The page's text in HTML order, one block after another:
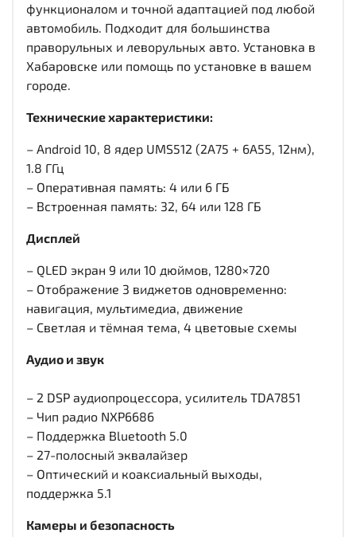
функционалом и точной адаптацией под любой
автомобиль. Подходит для большинства
праворульных и леворульных авто. Установка в
Хабаровске или помощь по установке в вашем
городе.
Технические характеристики:
– Android 10, 8 ядер UMS512 (2A75 + 6A55, 12нм),
1.8 ГГц
– Оперативная память: 4 или 6 ГБ
– Встроенная память: 32, 64 или 128 ГБ
Дисплей
– QLED экран 9 или 10 дюймов, 1280×720
– Отображение 3 виджетов одновременно:
навигация, мультимедиа, движение
– Светлая и тёмная тема, 4 цветовые схемы
Аудио и звук
– 2 DSP аудиопроцессора, усилитель TDA7851
– Чип радио NXP6686
– Поддержка Bluetooth 5.0
– 27-полосный эквалайзер
– Оптический и коаксиальный выходы,
поддержка 5.1
Камеры и безопасность